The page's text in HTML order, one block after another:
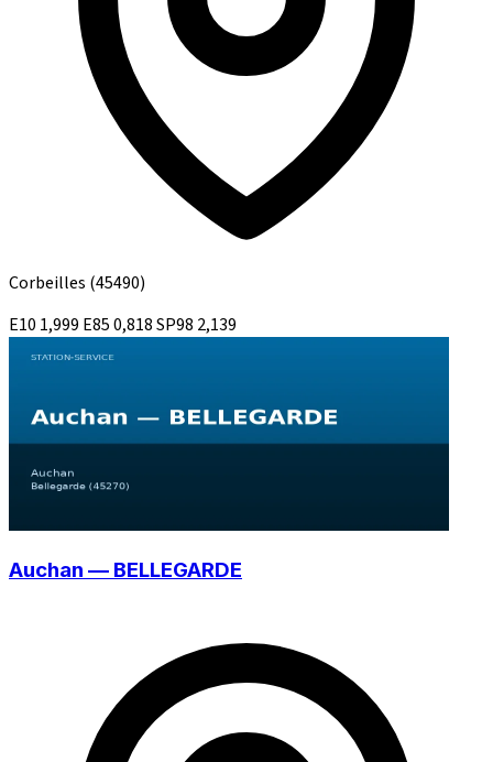
Corbeilles (45490)
E10 1,999 E850,818SP98 2,139
Auchan — BELLEGARDE